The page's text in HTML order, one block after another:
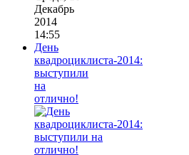
Декабрь
2014
14:55
День
квадроциклиста-2014:
выступили
на
отлично!